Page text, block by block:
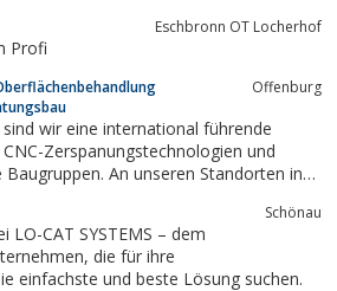
Eschbronn OT Locherhof
Profi
Offenburg
wir eine international führende
Zerspanungstechnologien und
An unseren Standorten in
Mitarbeiter* konsequente
permanente...
Schönau
LO-CAT SYSTEMS – dem
die für ihre
einfachste und beste Lösung suchen.